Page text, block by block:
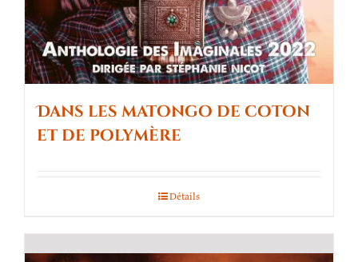
Dans les matongo de coton
et de polymère
Détails